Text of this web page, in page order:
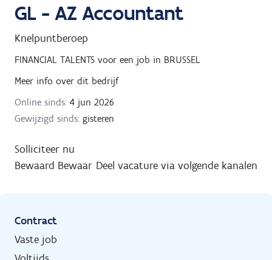
n
a
a
GL - AZ Accountant
Knelpuntberoep
FINANCIAL TALENTS voor een job in BRUSSEL
Meer info over dit bedrijf
Online sinds: 4 jun 2026
Gewijzigd sinds: gisteren
Solliciteer nu
Bewaard Bewaar Deel vacature via volgende kanalen
Contract
Vaste job